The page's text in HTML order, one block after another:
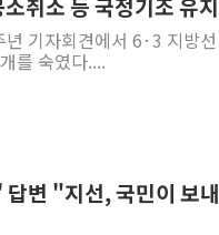
취소 등 국정기조 유지
기자회견에서 6·3 지방선
를 숙였다....
변 "지선, 국민이 보내